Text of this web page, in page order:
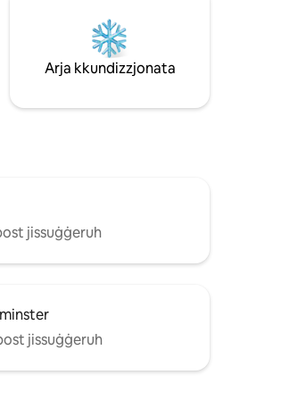
tad-ditta mill-aqwa. L-ispazju ta'
mimli dawl, il-kċina mgħammra
l-Wi-Fi veloċi jagħmluh ideali
u għal dawk li jivvjaġġaw fuq
Arja kkundizzjonata
jissuġġeruh
jissuġġeruh